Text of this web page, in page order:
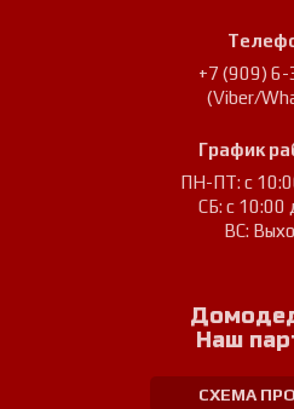
+7 (909)
(Viber/
График
ПН-ПТ: с
СБ: с 10:00
ВС:
Наш
СХЕМА